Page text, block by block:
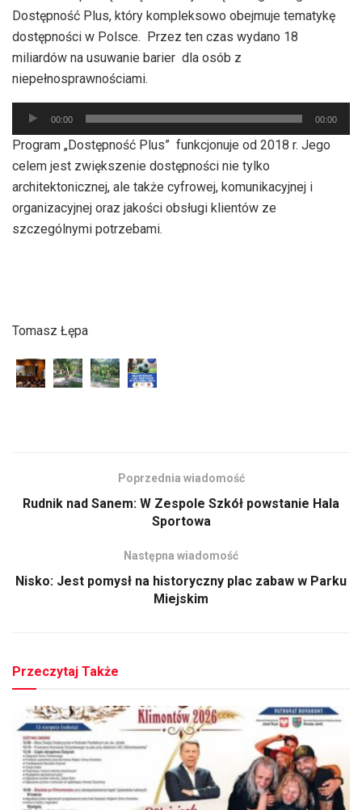
Dostępność Plus, który kompleksowo obejmuje tematykę
dostępności w Polsce. Przez ten czas wydano 18
miliardów na usuwanie barier dla osób z
niepełnosprawnościami.
Odtwarzacz
plików
dźwiękowych
00:00 00:00
Program „Dostępność Plus” funkcjonuje od 2018 r. Jego
celem jest zwiększenie dostępności nie tylko
architektonicznej, ale także cyfrowej, komunikacyjnej i
organizacyjnej oraz jakości obsługi klientów ze
szczególnymi potrzebami.
Tomasz Łępa
Poprzednia wiadomość
Rudnik nad Sanem: W Zespole Szkół powstanie Hala
Sportowa
Następna wiadomość
Nisko: Jest pomysł na historyczny plac zabaw w Parku
Miejskim
Przeczytaj Także